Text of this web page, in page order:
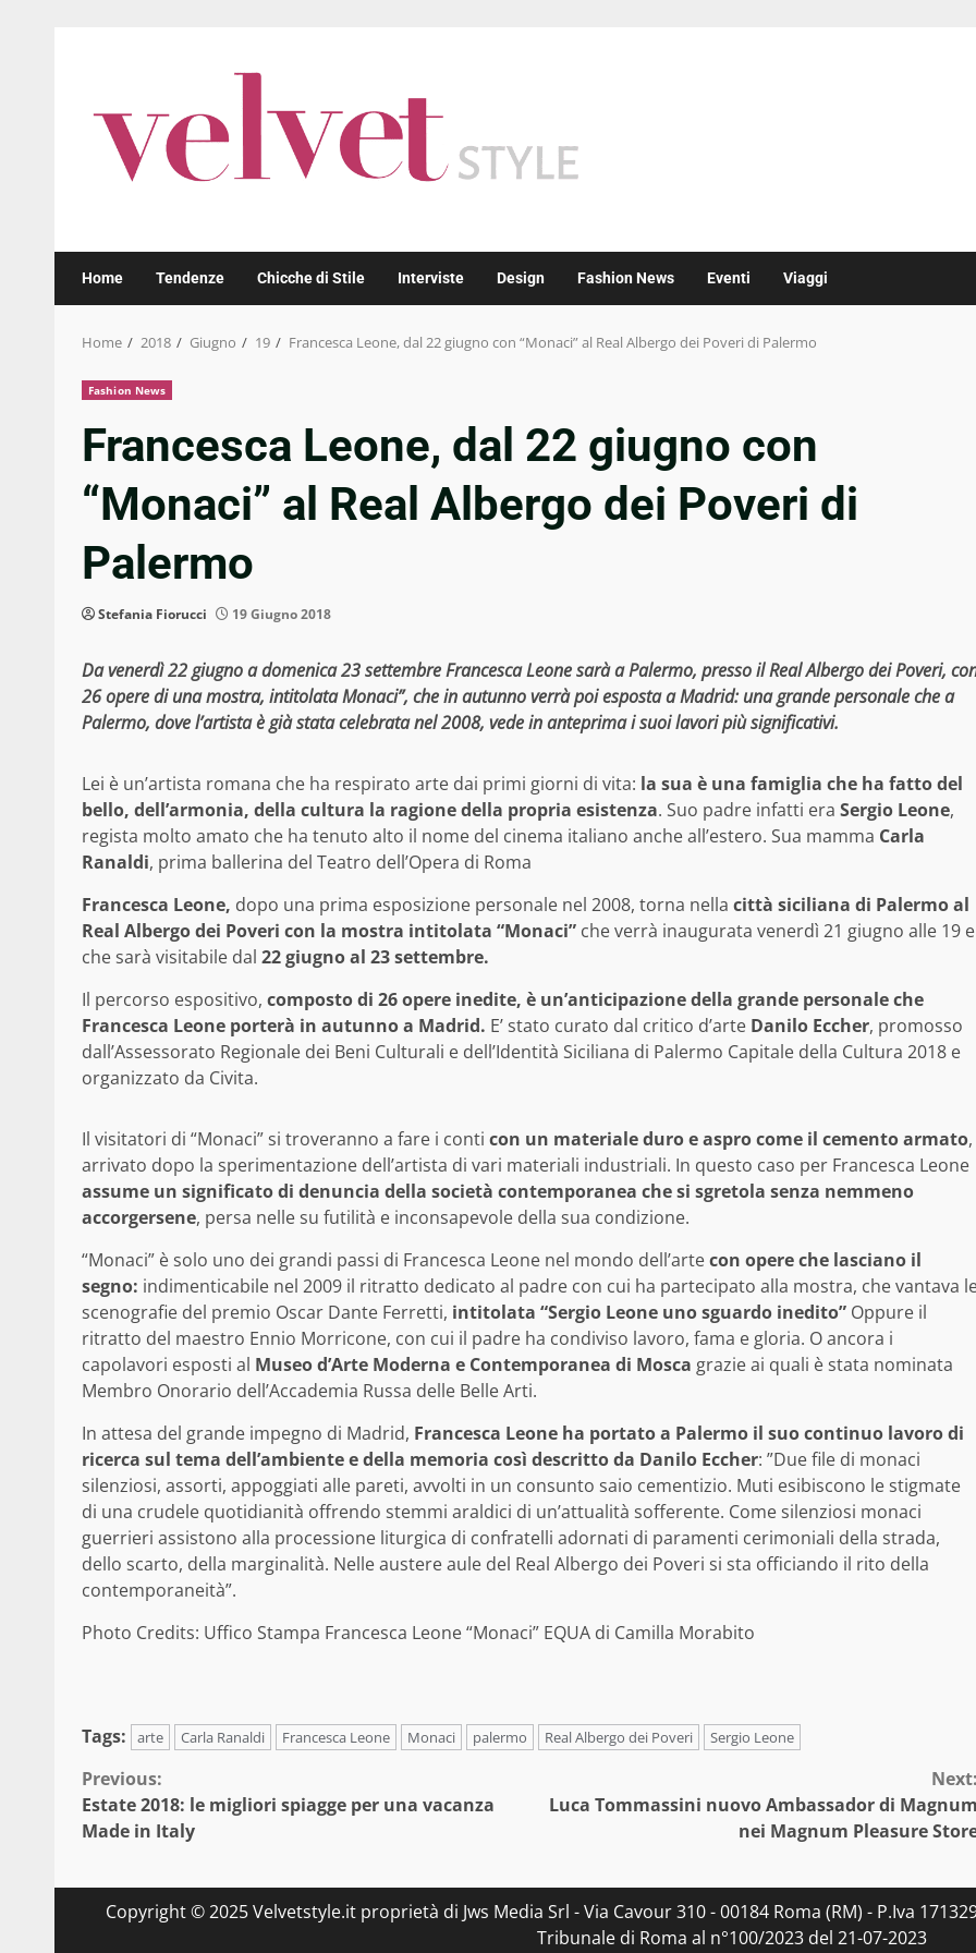
Home Tendenze Chicche di Stile Interviste Design Fashion News Eventi Viaggi
Home 2018 Giugno 19 Francesca Leone, dal 22 giugno con “Monaci” al Real Albergo dei Poveri di Palermo
Fashion News
Francesca Leone, dal 22 giugno con
“Monaci” al Real Albergo dei Poveri di
Palermo
Stefania Fiorucci 19 Giugno 2018
Da venerdì 22 giugno a domenica 23 settembre Francesca Leone sarà a Palermo, presso il Real Albergo dei Poveri,
26 opere di una mostra, intitolata Monaci”, che in autunno verrà poi esposta a Madrid: una grande personale che a
Palermo, dove l’artista è già stata celebrata nel 2008, vede in anteprima i suoi lavori più significativi.
Lei è un’artista romana che ha respirato arte dai primi giorni di vita: la sua è una famiglia che ha fatto del
bello, dell’armonia, della cultura la ragione della propria esistenza. Suo padre infatti era Sergio Leone,
regista molto amato che ha tenuto alto il nome del cinema italiano anche all’estero. Sua mamma Carla
Ranaldi, prima ballerina del Teatro dell’Opera di Roma
Francesca Leone, dopo una prima esposizione personale nel 2008, torna nella città siciliana di Palermo al
Real Albergo dei Poveri con la mostra intitolata “Monaci” che verrà inaugurata venerdì 21 giugno alle 19 e
che sarà visitabile dal 22 giugno al 23 settembre.
Il percorso espositivo, composto di 26 opere inedite, è un’anticipazione della grande personale che
Francesca Leone porterà in autunno a Madrid. E’ stato curato dal critico d’arte Danilo Eccher, promosso
dall’Assessorato Regionale dei Beni Culturali e dell’Identità Siciliana di Palermo Capitale della Cultura 2018 e
organizzato da Civita.
Il visitatori di “Monaci” si troveranno a fare i conti con un materiale duro e aspro come il cemento armato,
arrivato dopo la sperimentazione dell’artista di vari materiali industriali. In questo caso per Francesca Leone
assume un significato di denuncia della società contemporanea che si sgretola senza nemmeno
accorgersene, persa nelle su futilità e inconsapevole della sua condizione.
“Monaci” è solo uno dei grandi passi di Francesca Leone nel mondo dell’artecon opere che lasciano il
segno: indimenticabile nel 2009 il ritratto dedicato al padre con cui ha partecipato alla mostra, che vantava
scenografie del premio Oscar Dante Ferretti, intitolata “Sergio Leone uno sguardo inedito” Oppure il
ritratto del maestro Ennio Morricone, con cui il padre ha condiviso lavoro, fama e gloria. O ancora i
capolavori esposti al Museo d’Arte Moderna e Contemporanea di Mosca grazie ai quali è stata nominata
Membro Onorario dell’Accademia Russa delle Belle Arti.
In attesa del grande impegno di Madrid, Francesca Leone ha portato a Palermo il suo continuo lavoro di
ricerca sul tema dell’ambiente e della memoria così descritto da Danilo Eccher: ”Due file di monaci
silenziosi, assorti, appoggiati alle pareti, avvolti in un consunto saio cementizio. Muti esibiscono le stigmate
di una crudele quotidianità offrendo stemmi araldici di un’attualità sofferente. Come silenziosi monaci
guerrieri assistono alla processione liturgica di confratelli adornati di paramenti cerimoniali della strada,
dello scarto, della marginalità. Nelle austere aule del Real Albergo dei Poveri si sta officiando il rito della
contemporaneità”.
Photo Credits: Uffico Stampa Francesca Leone “Monaci” EQUA di Camilla Morabito
Tags: arte Carla Ranaldi Francesca Leone Monaci palermo Real Albergo dei Poveri Sergio Leone
Continue
Reading
Previous:
Estate 2018: le migliori spiagge per una vacanza
Made in Italy
Luca Tommassini nuovo Ambassador di
nei Magnum Pleasure
Copyright © 2025 Velvetstyle.it proprietà di Jws Media Srl - Via Cavour 310 - 00184 Roma (RM) - P.Iva
Tribunale di Roma al n°100/2023 del 21-07-2023